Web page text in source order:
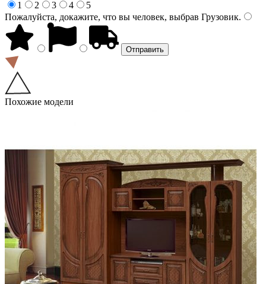
1
2 3 4
5
Пожалуйста, докажите, что вы человек, выбрав Грузовик.
Похожие модели